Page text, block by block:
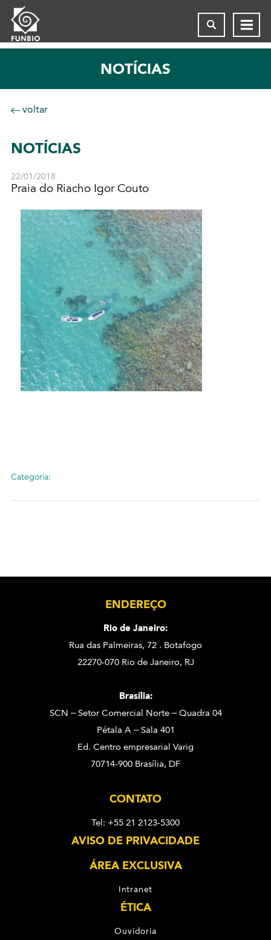
NOTÍCIAS
voltar
NOTÍCIAS
22/01/2018
Praia do Riacho Igor Couto
Categoria:
ENDEREÇO
Rio de Janeiro:
Rua das Palmeiras, 72 . Botafogo
22270-070 Rio de Janeiro, RJ
Brasília:
SCN – Setor Comercial Norte – Quadra 04
Pétala A – Sala 401
Ed. Centro empresarial Varig
70714-900 Brasília, DF
CONTATO
Tel: +55 21 2123-5300
AVISO DE PRIVACIDADE
ÁREA EXCLUSIVA
Intranet
ÉTICA
Ouvidoria